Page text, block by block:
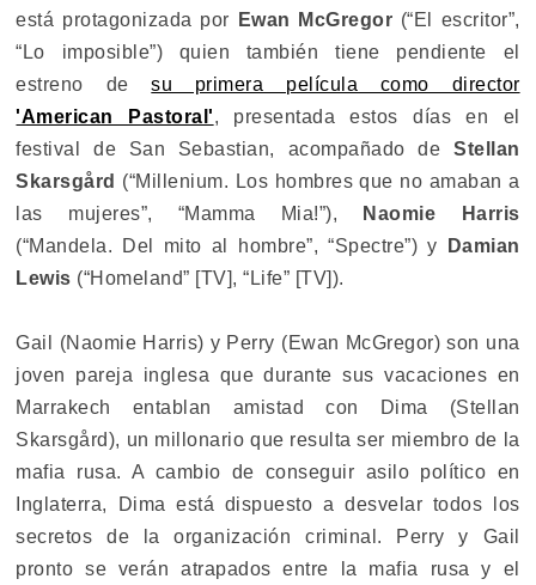
está protagonizada por
Ewan McGregor (“El escritor”,
“Lo imposible”) quien también tiene pendiente el
estreno desu primera película como director
'American Pastoral', presentada estos días en el
festival de San Sebastian, acompañado deStellan
Skarsgård (“Millenium. Los hombres que no amaban a
las mujeres”, “Mamma Mia!”),
Naomie Harris
(“Mandela. Del mito al hombre”, “Spectre”) y
Damian
Lewis (“Homeland” [TV], “Life” [TV]).
Gail (Naomie Harris) y Perry (Ewan McGregor) son una
joven pareja inglesa que durante sus vacaciones en
Marrakech entablan amistad con Dima (Stellan
Skarsgård), un millonario que resulta ser miembro de la
mafia rusa. A cambio de conseguir asilo político en
Inglaterra, Dima está dispuesto a desvelar todos los
secretos de la organización criminal. Perry y Gail
pronto se verán atrapados entre la mafia rusa y el